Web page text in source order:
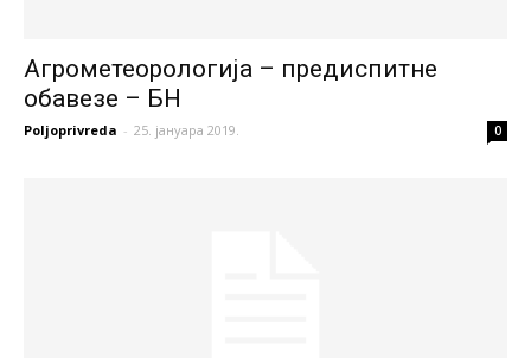
Агрометеорологија – предиспитне
обавезе – БН
Poljoprivreda - 25. јануара 2019. 0